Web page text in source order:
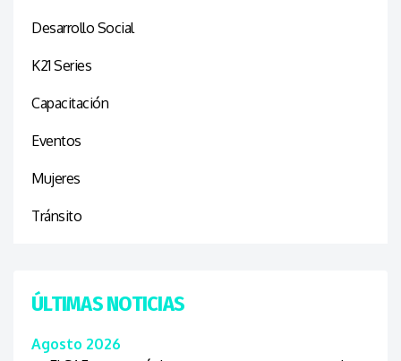
Desarrollo Social
K21 Series
Capacitación
Eventos
Mujeres
Tránsito
ÚLTIMAS NOTICIAS
Agosto 2026